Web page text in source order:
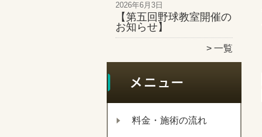
2026年6月3日
【第五回野球教室開催の
お知らせ】
一覧
料金・施術の流れ